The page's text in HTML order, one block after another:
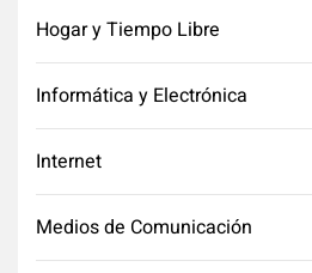
Hogar y Tiempo Libre
Informática y Electrónica
Internet
Medios de Comunicación